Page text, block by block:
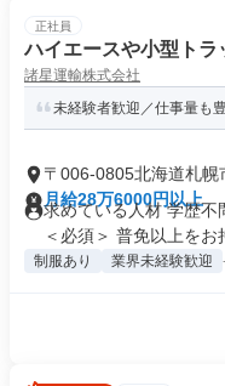
正社員
ハイエースや小型ト
諸星運輸株式会社
未経験者歓迎／仕事量も
〒006-0805北海道札幌
月給28万6000円以上
求めている人材 学歴不
＜必須＞ 普免以上をお
制服あり 業界未経験歓迎